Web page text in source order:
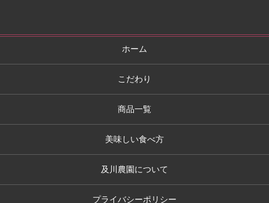
ホーム
こだわり
商品一覧
美味しい食べ方
及川農園について
プライバシーポリシー